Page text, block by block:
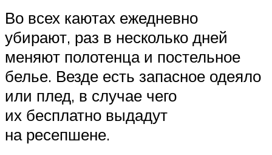
Во всех каютах ежедневно
убирают, раз в несколько дней
меняют полотенца и постельное
белье. Везде есть запасное одеяло
или плед, в случае чего
их бесплатно выдадут
на ресепшене.